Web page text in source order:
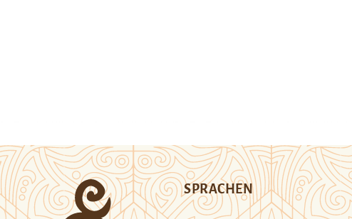
SPRACHEN